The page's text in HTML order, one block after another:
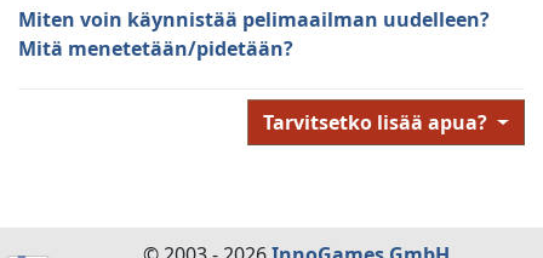
Miten voin käynnistää pelimaailman uudelleen?
Mitä menetetään/pidetään?
Tarvitsetko lisää apua?